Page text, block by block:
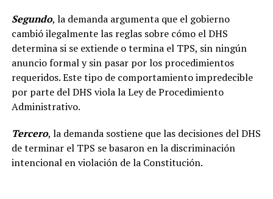
Segundo, la demanda argumenta que el gobierno
cambió ilegalmente las reglas sobre cómo el DHS
determina si se extiende o termina el TPS, sin ningún
anuncio formal y sin pasar por los procedimientos
requeridos. Este tipo de comportamiento impredecible
por parte del DHS viola la Ley de Procedimiento
Administrativo.
Tercero, la demanda sostiene que las decisiones del DHS
de terminar el TPS se basaron en la discriminación
intencional en violación de la Constitución.